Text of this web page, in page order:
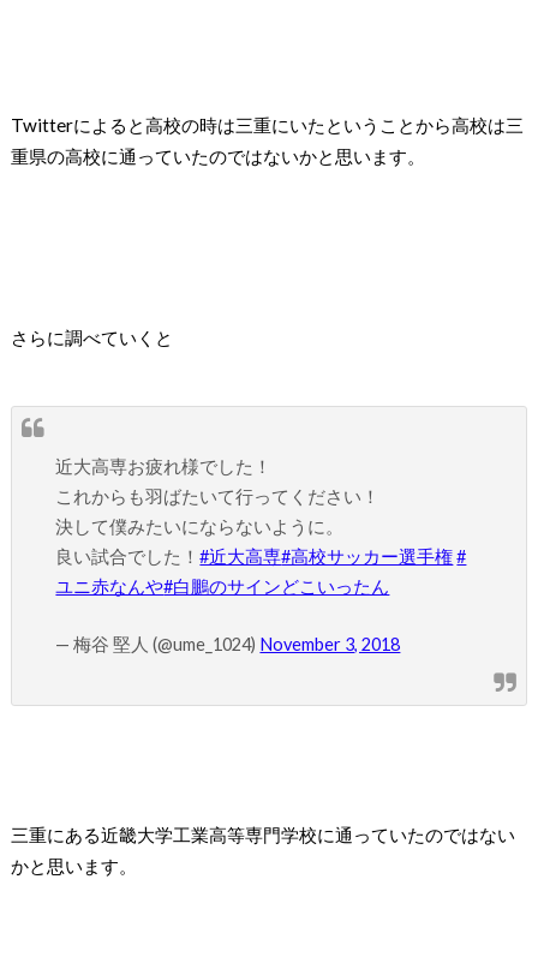
Twitterによると高校の時は三重にいたということから高校は三
重県の高校に通っていたのではないかと思います。
さらに調べていくと
近大高専お疲れ様でした！
これからも羽ばたいて行ってください！
決して僕みたいにならないように。
良い試合でした！#近大高専#高校サッカー選手権 #
ユニ赤なんや#白鵬のサインどこいったん
— 梅谷 堅人 (@ume_1024) November 3, 2018
三重にある近畿大学工業高等専門学校に通っていたのではない
かと思います。